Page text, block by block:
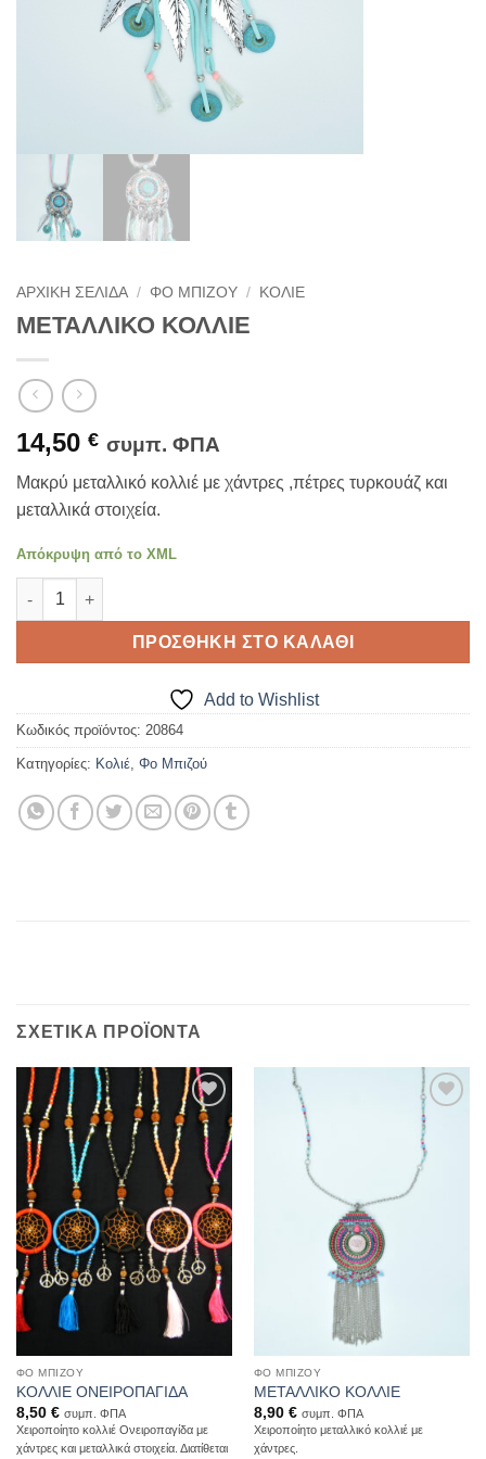
ΑΡΧΙΚΉ ΣΕΛΊΔΑ / ΦΟ ΜΠΙΖΟΎ / ΚΟΛΙΈ
ΜΕΤΑΛΛΙΚΟ ΚΟΛΛΙΕ
14,50 € συμπ. ΦΠΑ
Μακρύ μεταλλικό κολλιέ με χάντρες ,πέτρες τυρκουάζ και
μεταλλικά στοιχεία.
Απόκρυψη από το XML
ΜΕΤΑΛΛΙΚΟ ΚΟΛΛΙΕ ποσότητα
ΠΡΟΣΘΉΚΗ ΣΤΟ ΚΑΛΆΘΙ
Add to Wishlist
Κωδικός προϊόντος: 20864
Κατηγορίες: Κολιέ Φο Μπιζού
ΣΧΕΤΙΚΆ ΠΡΟΪΌΝΤΑ
Add to
Wishlist
ΦΟ ΜΠΙΖΟΎ
ΚΟΛΛΙΕ ΟΝΕΙΡΟΠΑΓΙΔΑ
8,50 € συμπ. ΦΠΑ
Χειροποίητο κολλιέ Ονειροπαγίδα με
χάντρες και μεταλλικά στοιχεία. Διατίθεται
Add to
Wishlist
ΦΟ ΜΠΙΖΟΎ
ΜΕΤΑΛΛΙΚΟ ΚΟΛΛΙΕ
8,90 € συμπ. ΦΠΑ
Χειροποίητο μεταλλικό κολλιέ με
χάντρες.